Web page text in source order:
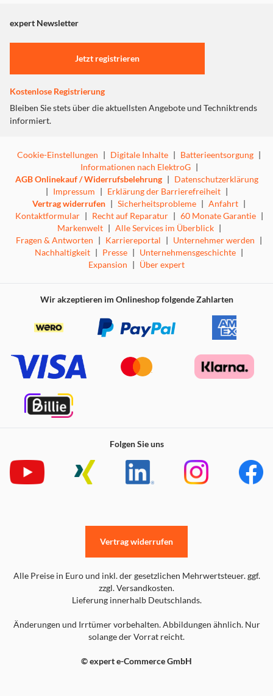
"Marketing".
Einstellungen anpassen
expert Newsletter
Jetzt registrieren
Kostenlose Registrierung
Bleiben Sie stets über die aktuellsten Angebote und Techniktrends
informiert.
Cookie-Einstellungen | Digitale Inhalte | Batterieentsorgung |
Informationen nach ElektroG |
AGB Onlinekauf / Widerrufsbelehrung | Datenschutzerklärung
| Impressum | Erklärung der Barrierefreiheit |
Vertrag widerrufen | Sicherheitsprobleme | Anfahrt |
Kontaktformular | Recht auf Reparatur | 60 Monate Garantie |
Markenwelt | Alle Services im Überblick |
Fragen & Antworten | Karriereportal | Unternehmer werden |
Nachhaltigkeit | Presse | Unternehmensgeschichte |
Expansion | Über expert
Wir akzeptieren im Onlineshop folgende Zahlarten
Folgen Sie uns
Alle Preise in Euro und inkl. der gesetzlichen Mehrwertsteuer. ggf.
zzgl. Versandkosten.
Lieferung innerhalb Deutschlands.
Änderungen und Irrtümer vorbehalten. Abbildungen ähnlich. Nur
solange der Vorrat reicht.
© expert e-Commerce GmbH
Vertrag widerrufen